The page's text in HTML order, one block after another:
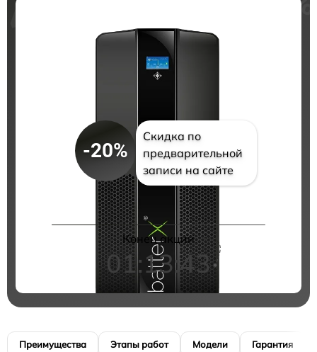
-20%
Скидка по
предварительной
записи на сайте
Конец акции
01:13:42
Преимущества Этапы работ Модели Гарантия